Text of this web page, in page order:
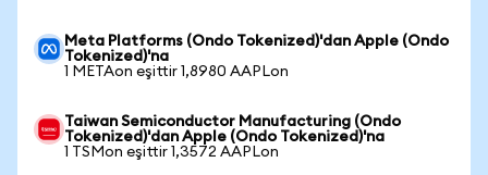
Meta Platforms (Ondo Tokenized)'dan Apple (Ondo
Tokenized)'na
1 METAon eşittir 1,8980 AAPLon
Taiwan Semiconductor Manufacturing (Ondo
Tokenized)'dan Apple (Ondo Tokenized)'na
1 TSMon eşittir 1,3572 AAPLon